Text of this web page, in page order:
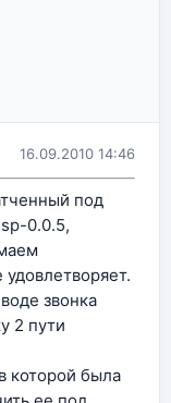
16.09.2010 14:46
под
0.0.5,
звонка
2 пути
которой была